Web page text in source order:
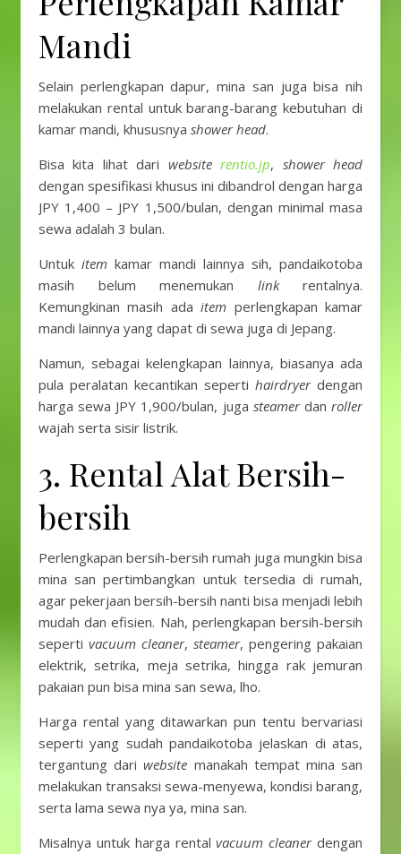
Mandi
Selain perlengkapan dapur, mina san juga bisa nih
melakukan rental untuk barang-barang kebutuhan di
kamar mandi, khususnya shower head.
Bisa kita lihat dari websiterentio.jp, shower head
dengan spesifikasi khusus ini dibandrol dengan harga
JPY 1,400 – JPY 1,500/bulan, dengan minimal masa
sewa adalah 3 bulan.
Untuk item kamar mandi lainnya sih, pandaikotoba
masih belum menemukan linkrentalnya.
Kemungkinan masih adaitem perlengkapan kamar
mandi lainnya yang dapat di sewa juga di Jepang.
Namun, sebagai kelengkapan lainnya, biasanya ada
pula peralatan kecantikan seperti hairdryerdengan
harga sewa JPY 1,900/bulan, juga steamerdanroller
wajah serta sisir listrik.
3. Rental Alat Bersih-
bersih
Perlengkapan bersih-bersih rumah juga mungkin bisa
mina san pertimbangkan untuk tersedia di rumah,
agar pekerjaan bersih-bersih nanti bisa menjadi lebih
mudah dan efisien. Nah, perlengkapan bersih-bersih
seperti vacuum cleaner, steamer, pengering pakaian
elektrik, setrika, meja setrika, hingga rak jemuran
pakaian pun bisa mina san sewa, lho.
Harga rental yang ditawarkan pun tentu bervariasi
seperti yang sudah pandaikotoba jelaskan di atas,
tergantung dariwebsite manakah tempat mina san
melakukan transaksi sewa-menyewa, kondisi barang,
serta lama sewa nya ya, mina san.
Misalnya untuk harga rentalvacuum cleanerdengan